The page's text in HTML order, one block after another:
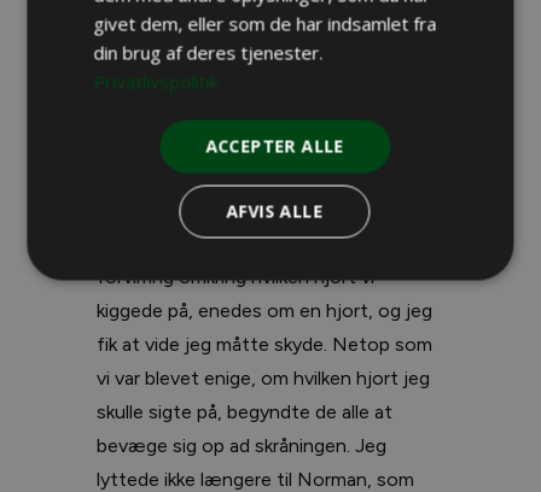
riffelkikkerten forsøger vi at blive enige
om, hvor mange hjorte der er i gruppen,
og hvilken der skal skydes til.
Jeg har kun haft øje for en af hjortene,
som i krop, hals og ikke mindst trofæ var
væsentligt større end de tre andre
hjorte i gruppen Efter 30 sekunders
forvirring omkring hvilken hjort vi
kiggede på, enedes om en hjort, og jeg
fik at vide jeg måtte skyde. Netop som
vi var blevet enige, om hvilken hjort jeg
skulle sigte på, begyndte de alle at
bevæge sig op ad skråningen. Jeg
lyttede ikke længere til Norman, som
givet dem, eller som de har indsamlet fra
din brug af deres tjenester.
Privatlivspolitik
ACCEPTER ALLE
AFVIS ALLE